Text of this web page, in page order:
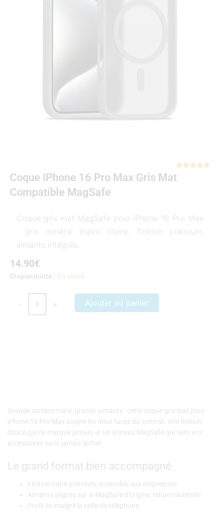

Coque IPhone 16 Pro Max Gris Mat
Compatible MagSafe
Coque gris mat MagSafe pour iPhone 16 Pro Max
: gris minéral esprit titane, finition premium,
aimants intégrés.
14.90€
Disponibilité : En stock
-
quantité
+ Ajouter au panier
Grande surface mate, grands aimants : cette coque gris mat pour
iPhone 16 Pro Max soigne les deux faces du contrat. Une finition
douce qui ne marque jamais, et un anneau MagSafe qui tient vos
accessoires sans jamais lâcher.
Le grand format bien accompagné
Finition mate premium, insensible aux empreintes
Aimants alignés sur le MagSafe d’origine, tenue maximale
Profil fin malgré la taille du téléphone